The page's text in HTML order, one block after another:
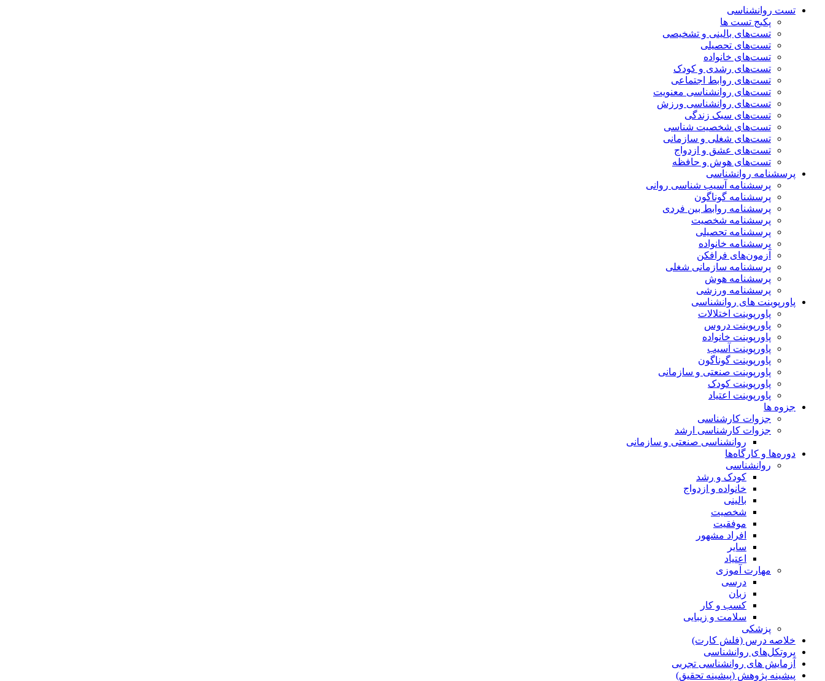
تست روانشناسی
پکیج تست ها
تست‌های بالینی و تشخیصی
تست‌های تحصیلی
تست‌های خانواده
تست‌های رشدی و کودک
تست‌های روابط اجتماعی
تست‌های روانشناسی معنویت
تست‌های روانشناسی ورزش
تست‌های سبک زندگی
تست‌های شخصیت شناسی
تست‌های شغلی و سازمانی
تست‌های عشق و ازدواج
تست‌های هوش و حافظه
پرسشنامه روانشناسی
پرسشنامه آسیب شناسی روانی
پرسشنامه گوناگون
پرسشنامه روابط بین فردی
پرسشنامه شخصیت
پرسشنامه تحصیلی
پرسشنامه خانواده
آزمون‌های فرافکن
پرسشنامه سازمانی شغلی
پرسشنامه هوش
پرسشنامه ورزشی
پاورپوینت های روانشناسی
پاورپوینت اختلالات
پاورپوینت دروس
پاورپوینت خانواده
پاورپوینت آسیب
پاورپوینت گوناگون
پاورپوینت صنعتی و سازمانی
پاورپوینت کودک
پاورپوینت اعتیاد
جزوه ها
جزوات کارشناسی
جزوات کارشناسی ارشد
روانشناسی صنعتی و سازمانی
دوره‌ها و کارگاه‌ها
روانشناسی
کودک و رشد
خانواده و ازدواج
بالینی
شخصیت
موفقیت
افراد مشهور
سایر
اعتیاد
مهارت آموزی
درسی
زبان
کسب و کار
سلامت و زیبایی
پزشکی
خلاصه درس (فلش کارت)
پروتکل‌های روانشناسی
آزمایش های روانشناسی تجربی
پیشینه پژوهش (پیشینه تحقیق)